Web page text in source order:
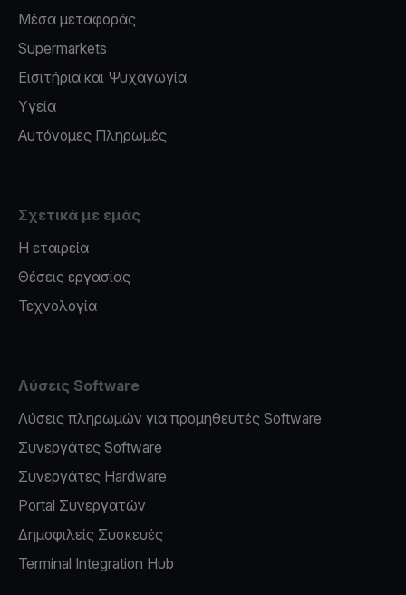
Μέσα μεταφοράς
Supermarkets
Εισιτήρια και Ψυχαγωγία
Υγεία
Αυτόνομες Πληρωμές
Σχετικά με εμάς
Η εταιρεία
Θέσεις εργασίας
Τεχνολογία
Λύσεις Software
Λύσεις πληρωμών για προμηθευτές Software
Συνεργάτες Software
Συνεργάτες Hardware
Portal Συνεργατών
Δημοφιλείς Συσκευές
Terminal Integration Hub